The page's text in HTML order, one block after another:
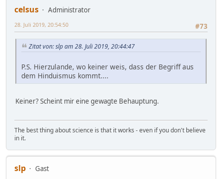
celsus
Administrator
#73
28. Juli 2019, 20:54:50
Zitat von: slp am 28. Juli 2019, 20:44:47
P.S. Hierzulande, wo keiner weis, dass der Begriff aus
dem Hinduismus kommt....
Keiner? Scheint mir eine gewagte Behauptung.
The best thing about science is that it works - even if you don't believe
in it.
slp
Gast